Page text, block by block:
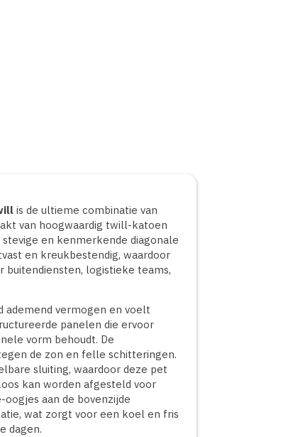
is de ultieme combinatie van
van hoogwaardig twill-katoen
en kenmerkende diagonale
en kreukbestendig, waardoor
buitendiensten, logistieke teams,
vermogen en voelt
panelen die ervoor
vorm behoudt. De
de zon en felle schitteringen.
sluiting, waardoor deze pet
kan worden afgesteld voor
aan de bovenzijde
wat zorgt voor een koel en fris
dagen.